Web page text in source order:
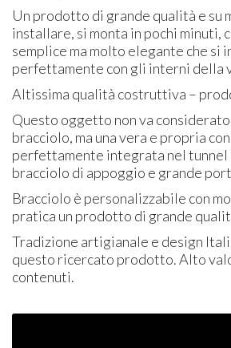
Un prodotto di grande qualità e su
installare, si monta in pochi minuti,
semplice ma molto elegante che si
perfettamente con gli interni della
Altissima qualità costruttiva –
Questo oggetto non va considerato
bracciolo, ma una vera e propria
perfettamente integrata nel tunnel
bracciolo di appoggio e grande
Bracciolo è personalizzabile con
pratica un prodotto di grande
Tradizione artigianale e design
questo ricercato prodotto. Alto
contenuti.